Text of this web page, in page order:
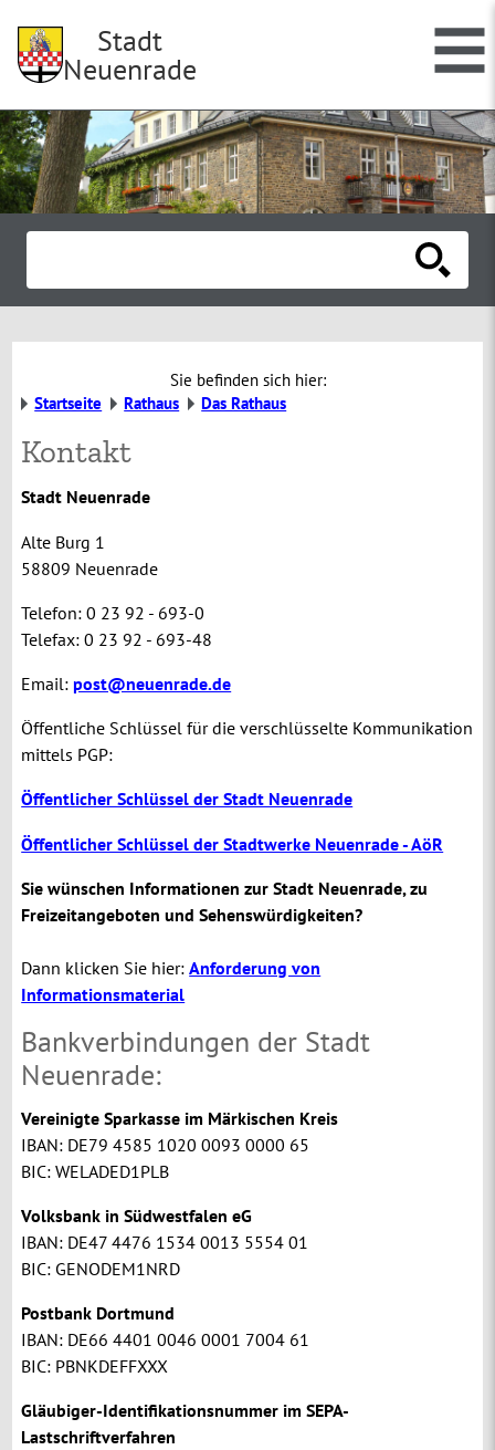
Stadt
Neuenrade
Sie befinden sich hier:
Startseite
Rathaus Das Rathaus
Kontakt
Stadt Neuenrade
Alte Burg 1
58809 Neuenrade
Telefon: 0 23 92 - 693-0
Telefax: 0 23 92 - 693-48
Email:post@neuenrade.de
Öffentliche Schlüssel für die verschlüsselte Kommunikation
mittels PGP:
Öffentlicher Schlüssel der Stadt Neuenrade
Öffentlicher Schlüssel der Stadtwerke Neuenrade - AöR
Sie wünschen Informationen zur Stadt Neuenrade, zu
Freizeitangeboten und Sehenswürdigkeiten?
Dann klicken Sie hier:Anforderung von
Informationsmaterial
Bankverbindungen der Stadt
Neuenrade:
Vereinigte Sparkasse im Märkischen Kreis
IBAN: DE79 4585 1020 0093 0000 65
BIC: WELADED1PLB
Volksbank in Südwestfalen eG
IBAN: DE47 4476 1534 0013 5554 01
BIC: GENODEM1NRD
Postbank Dortmund
IBAN: DE66 4401 0046 0001 7004 61
BIC: PBNKDEFFXXX
Gläubiger-Identifikationsnummer im SEPA-
Lastschriftverfahren